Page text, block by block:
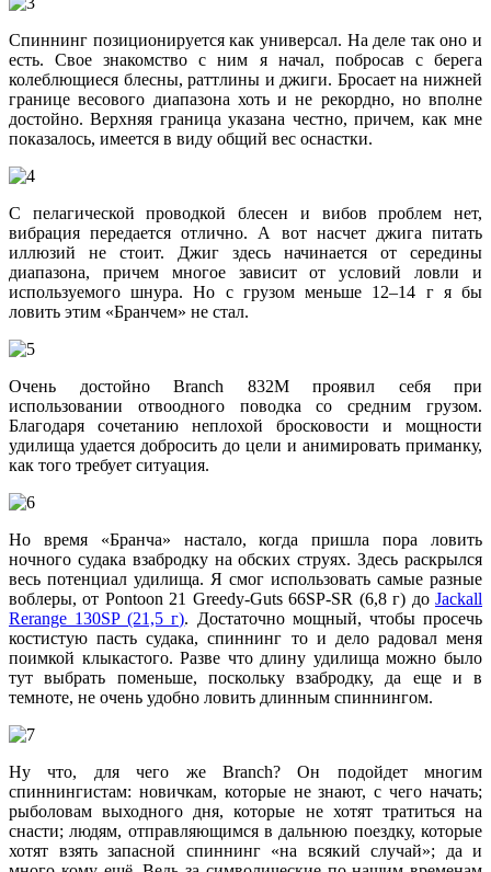
Спиннинг позиционируется как универсал. На деле так оно и
есть. Свое знакомство с ним я начал, побросав с берега
колеблющиеся блесны, раттлины и джиги. Бросает на нижней
границе весового диапазона хоть и не рекордно, но вполне
достойно. Верхняя граница указана честно, причем, как мне
показалось, имеется в виду общий вес оснастки.
С пелагической проводкой блесен и вибов проблем нет,
вибрация передается отлично. А вот насчет джига питать
иллюзий не стоит. Джиг здесь начинается от середины
диапазона, причем многое зависит от условий ловли и
используемого шнура. Но с грузом меньше 12–14 г я бы
ловить этим «Бранчем» не стал.
Очень достойно Branch 832M проявил себя при
использовании отвоодного поводка со средним грузом.
Благодаря сочетанию неплохой бросковости и мощности
удилища удается добросить до цели и анимировать приманку,
как того требует ситуация.
Но время «Бранча» настало, когда пришла пора ловить
ночного судака взабродку на обских струях. Здесь раскрылся
весь потенциал удилища. Я смог использовать самые разные
воблеры, от Pontoon 21 Greedy-Guts 66SP-SR (6,8 г) до Jackall
Rerange 130SP (21,5 г). Достаточно мощный, чтобы просечь
костистую пасть судака, спиннинг то и дело радовал меня
поимкой клыкастого. Разве что длину удилища можно было
тут выбрать поменьше, поскольку взабродку, да еще и в
темноте, не очень удобно ловить длинным спиннингом.
Ну что, для чего же Branch? Он подойдет многим
спиннингистам: новичкам, которые не знают, с чего начать;
рыболовам выходного дня, которые не хотят тратиться на
снасти; людям, отправляющимся в дальнюю поездку, которые
хотят взять запасной спиннинг «на всякий случай»; да и